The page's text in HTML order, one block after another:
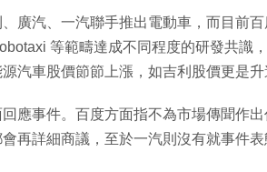
廣汽、一汽聯手推出電動車，而目前
等範疇達成不同程度的研發共識
汽車股價節節上漲，如吉利股價更是升
應事件。百度方面指不為市場傳聞作
再詳細商議，至於一汽則沒有就事件表